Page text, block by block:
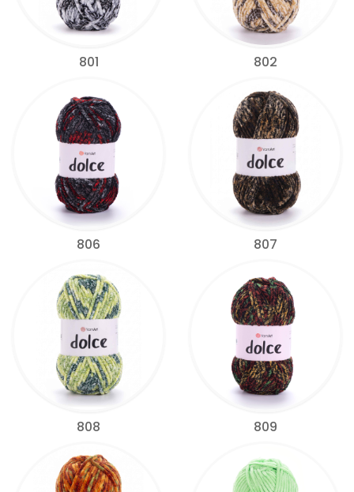
801 802
806 807
808 809